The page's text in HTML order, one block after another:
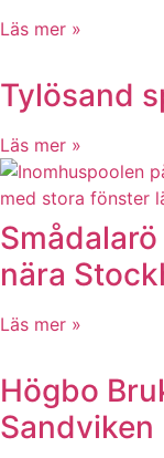
Läs mer »
Tylösand
Läs mer »
nära
Läs mer »
Högbo
Sandviken